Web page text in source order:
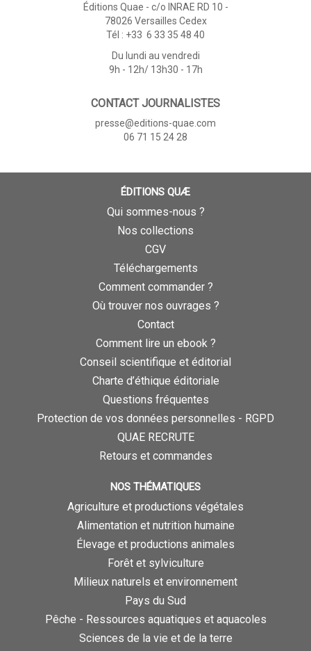
Éditions Quae - c/o INRAE RD 10 -
78026 Versailles Cedex
Tél : +33 6 33 35 48 40
Du lundi au vendredi
9h - 12h/ 13h30 - 17h
CONTACT JOURNALISTES
presse@editions-quae.com
06 71 15 24 28
ÉDITIONS QUÆ
Qui sommes-nous ?
Nos collections
CGV
Téléchargements
Comment commander ?
Où trouver nos ouvrages ?
Contact
Comment lire un ebook ?
Conseil scientifique et éditorial
Charte d’éthique éditoriale
Questions fréquentes
Protection de vos données personnelles - RGPD
QUAE RECRUTE
Retours et commandes
NOS THÉMATIQUES
Agriculture et productions végétales
Alimentation et nutrition humaine
Élevage et productions animales
Forêt et sylviculture
Milieux naturels et environnement
Pays du Sud
Pêche - Ressources aquatiques et aquacoles
Sciences de la vie et de la terre